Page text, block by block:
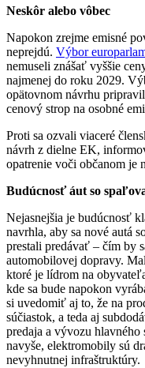
Neskôr alebo vôbec
Napokon zrejme emisné
neprejdú. Výbor
nemuseli znášať vyššie
najmenej do roku 2029.
opätovnom návrhu
cenový strop na osobné
Proti sa ozvali viaceré
návrh z dielne EK,
opatrenie voči občanom je
Budúcnosť áut so
Nejasnejšia je budúcnosť
navrhla, aby sa nové autá
prestali predávať – čím by
automobilovej dopravy.
ktoré je lídrom na
kde sa bude napokon
si uvedomiť aj to, že na
súčiastok, a teda aj
predaja a vývozu hlavného
navyše, elektromobily sú
nevyhnutnej infraštruktúry.